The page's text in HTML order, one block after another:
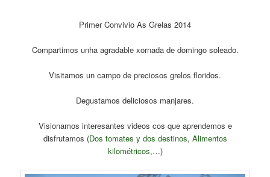
Primer Convivio As Grelas 2014
Compartimos unha agradable xornada de domingo soleado.
Visitamos un campo de preciosos grelos floridos.
Degustamos deliciosos manjares.
Visionamos interesantes videos cos que aprendemos e
disfrutamos (Dos tomates y dos destinos, Alimentos
kilométricos,…)